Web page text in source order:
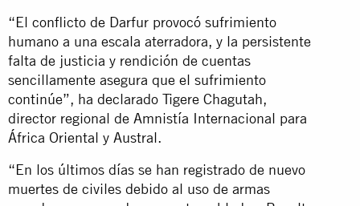
“El conflicto de Darfur provocó sufrimiento
humano a una escala aterradora, y la persistente
falta de justicia y rendición de cuentas
sencillamente asegura que el sufrimiento
continúe”, ha declarado Tigere Chagutah,
director regional de Amnistía Internacional para
África Oriental y Austral.
“En los últimos días se han registrado de nuevo
muertes de civiles debido al uso de armas